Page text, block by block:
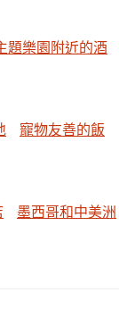
題樂園附近的酒
寵物友善的飯
墨西哥和中美洲